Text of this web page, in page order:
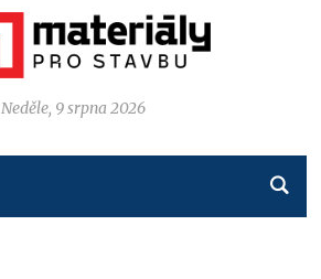
Neděle, 9 srpna 2026